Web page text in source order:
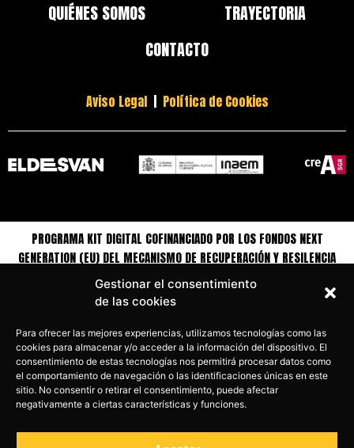
Gestionar el consentimiento
de las cookies
Para ofrecer las mejores experiencias, utilizamos tecnologías como las
cookies para almacenar y/o acceder a la información del dispositivo. El
consentimiento de estas tecnologías nos permitirá procesar datos como
el comportamiento de navegación o las identificaciones únicas en este
sitio. No consentir o retirar el consentimiento, puede afectar
negativamente a ciertas características y funciones.
QUIÉNES SOMOS
TRAYECTORIA
CONTACTO
Aviso Legal | Política de Cookies
PROGRAMA KIT DIGITAL COFINANCIADO POR LOS FONDOS NEXT
GENERATION (EU) DEL MECANISMO DE RECUPERACIÓN Y RESILENCIA